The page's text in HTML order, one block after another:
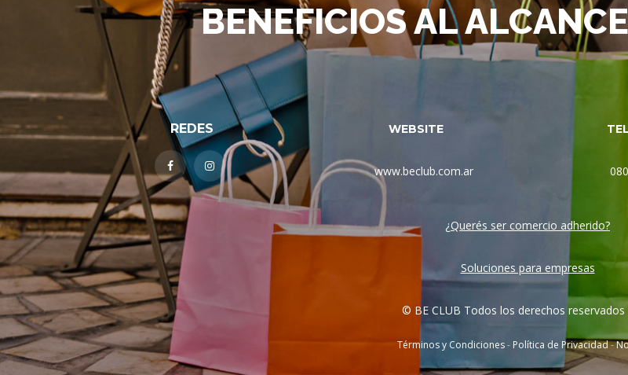
BENEFICIOS AL
REDES WEBSITE
www.beclub.com.ar
¿Querés ser comercio adherido?
Soluciones para empresas
© BE CLUB Todos los derechos reservados
Términos y Condiciones- Política de Privacidad-